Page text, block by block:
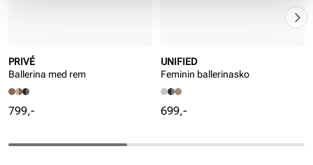
PRIVÉ
Ballerina med rem
Pris
799,-
UNIFIED
Feminin ballerinasko
Pris
699,-